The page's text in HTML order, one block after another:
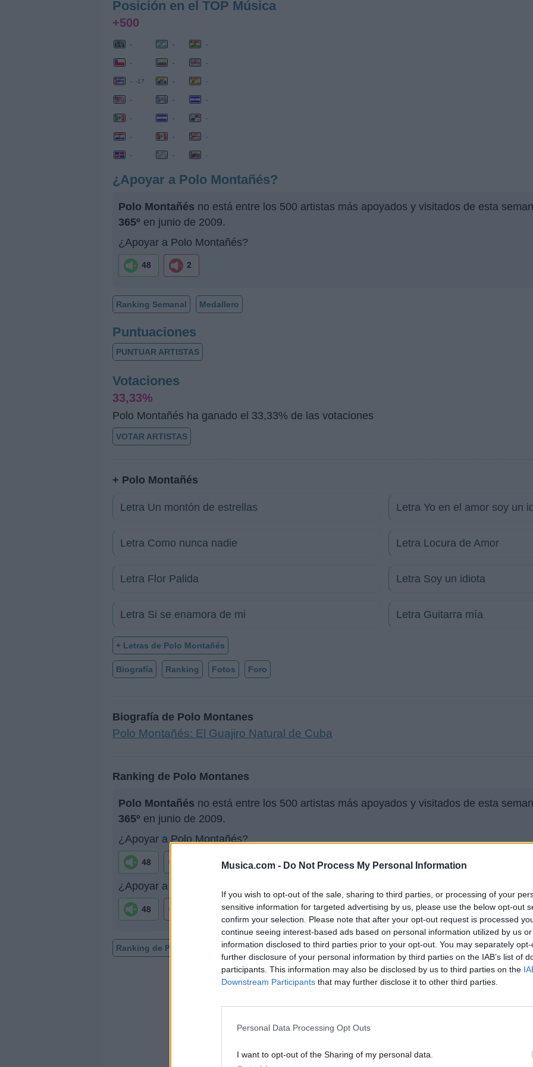
Musica.com - Do Not Process My Personal Information
If you wish to opt-out of the sale, sharing to third parties, or processing of your
sensitive information for targeted advertising by us, please use the below opt-out
confirm your selection. Please note that after your opt-out request is processed
continue seeing interest-based ads based on personal information utilized by us
information disclosed to third parties prior to your opt-out. You may separately
further disclosure of your personal information by third parties on the IAB’s list of
participants. This information may also be disclosed by us to third parties on the
Downstream Participants that may further disclose it to other third parties.
Personal Data Processing Opt Outs
I want to opt-out of the Sharing of my personal data.
Posición en el TOP Música
+500
- - -
- - -
- -17 - -
- - -
- - -
- - -
- - -
¿Apoyar a Polo Montañés?
Polo Montañés no está entre los 500 artistas más apoyados y visitados de esta
365º en junio de 2009.
¿Apoyar a Polo Montañés?
48 2
Ranking Semanal Medallero
Puntuaciones
PUNTUAR ARTISTAS
Votaciones
33,33%
Polo Montañés ha ganado el 33,33% de las votaciones
VOTAR ARTISTAS
+ Polo Montañés
Letra Un montón de estrellas Letra Yo en el amor soy un
Letra Como nunca nadie Letra Locura de Amor
Letra Flor Palida Letra Soy un idiota
Letra Si se enamora de mi Letra Guitarra mía
+ Letras de Polo Montañés
Biografía Ranking Fotos Foro
Biografía de Polo Montanes
Polo Montañés: El Guajiro Natural de Cuba
Ranking de Polo Montanes
Polo Montañés no está entre los 500 artistas más apoyados y visitados de esta
365º en junio de 2009.
¿Apoyar a Polo Montañés?
48
¿Apoyar a Polo Montanes?
48
Ranking de Polo Montanes TOP Música